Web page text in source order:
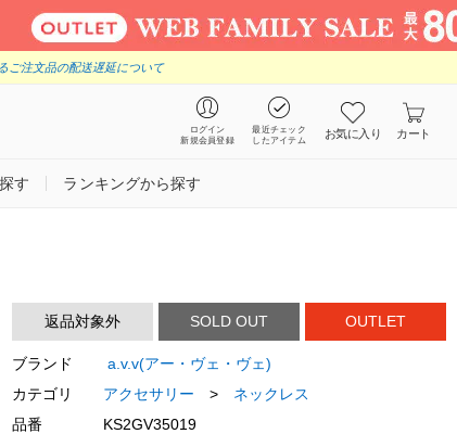
ご注文品の配送遅延について
ログイン
新規会員登録
最近チェック
したアイテム
お気に入り カート
す ランキングから探す
返品対象外 SOLD OUT OUTLET
ブランド
a.v.v(アー・ヴェ・ヴェ)
カテゴリ
アクセサリー >
ネックレス
品番
KS2GV35019